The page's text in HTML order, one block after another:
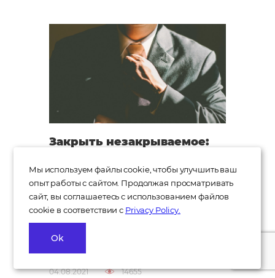
Закрыть незакрываемое:
Ищем лучших кандидатов
на топовые вакансии
Что такое executive search, кому
поможет и как подобрать агентство,
которое поможет найти топового
04.08.2021 14655
Мы используем файлы cookie, чтобы улучшить ваш
опыт работы с сайтом. Продолжая просматривать
сайт, вы соглашаетесь с использованием файлов
cookie в соответствии с Privacy Policy.
Ok